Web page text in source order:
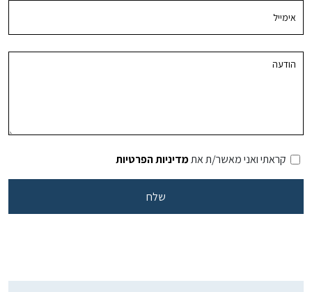
קראתי ואני מאשר/ת אתמדיניות הפרטיות